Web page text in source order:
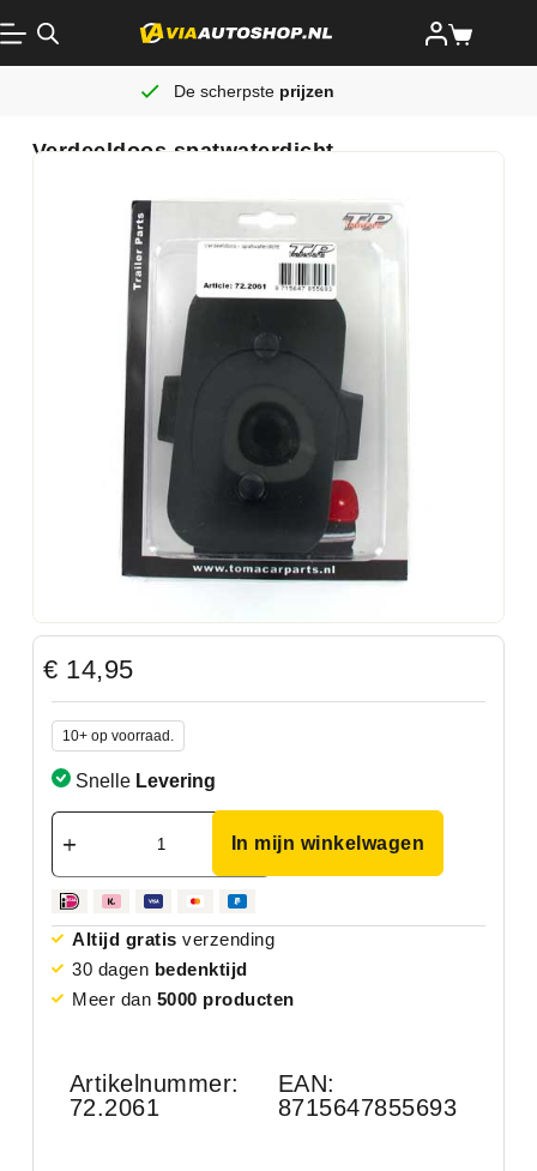
De scherpste prijzen
Verdeeldoos spatwaterdicht
€ 14,95
10+ op voorraad.
Snelle Levering
In mijn winkelwagen
Altijd gratis verzending
30 dagen bedenktijd
Meer dan 5000 producten
Artikelnummer:
72.2061
EAN:
8715647855693